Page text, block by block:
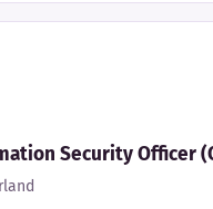
Security Officer